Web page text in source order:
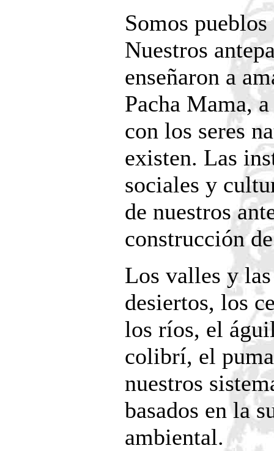
Somos
Nuestros
enseñaron a
Pacha Mama,
con los seres
existen. Las
sociales y
de nuestros
construcción
Los valles y
desiertos, los
los ríos, el
colibrí, el
nuestros
basados en la
ambiental.